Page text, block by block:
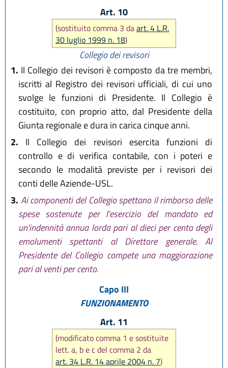
Art. 10
(sostituito comma 3 daart. 4 L.R.
30 luglio 1999 n. 18)
Collegio dei revisori
1. Il Collegio dei revisori è composto da tre membri,
iscritti al Registro dei revisori ufficiali, di cui uno
svolge le funzioni di Presidente. Il Collegio è
costituito, con proprio atto, dal Presidente della
Giunta regionale e dura in carica cinque anni.
2. Il Collegio dei revisori esercita funzioni di
controllo e di verifica contabile, con i poteri e
secondo le modalità previste per i revisori dei
conti delle Aziende-USL.
3. Ai componenti del Collegio spettano il rimborso delle
spese sostenute per l'esercizio del mandato ed
un'indennità annua lorda pari al dieci per cento degli
emolumenti spettanti al Direttore generale. Al
Presidente del Collegio compete una maggiorazione
pari al venti per cento.
Capo III
FUNZIONAMENTO
Art. 11
(modificato comma 1 e sostituite
lett. a, b e c del comma 2 da
art. 34 L.R. 14 aprile 2004 n. 7)